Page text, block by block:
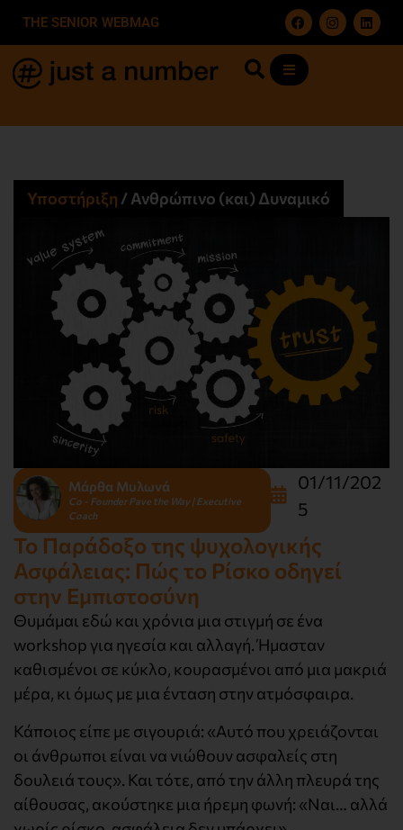
THE SENIOR WEBMAG
Υποστήριξη /Ανθρώπινο (και) Δυναμικό
Μάρθα Μυλωνά
Co - Founder Pave the Way | Executive
Coach
01/11/202
5
Το Παράδοξο της ψυχολογικής
Ασφάλειας: Πώς το Ρίσκο οδηγεί
στην Εμπιστοσύνη
Θυμάμαι εδώ και χρόνια μια στιγμή σε ένα
workshop για ηγεσία και αλλαγή. Ήμασταν
καθισμένοι σε κύκλο, κουρασμένοι από μια μακριά
μέρα, κι όμως με μια ένταση στην ατμόσφαιρα.
Κάποιος είπε με σιγουριά: «Αυτό που χρειάζονται
οι άνθρωποι είναι να νιώθουν ασφαλείς στη
δουλειά τους». Και τότε, από την άλλη πλευρά της
αίθουσας, ακούστηκε μια ήρεμη φωνή: «Ναι… αλλά